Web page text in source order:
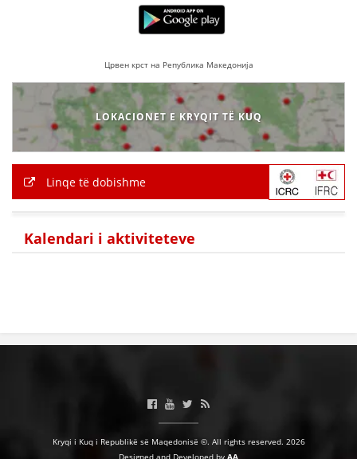
Црвен крст на Република Македонија
LOKACIONET E KRYQIT TË KUQ
Linqe të dobishme
Kalendari i aktiviteteve
Kryqi i Kuq i Republikë së Maqedonisë ©. All rights reserved. 2026